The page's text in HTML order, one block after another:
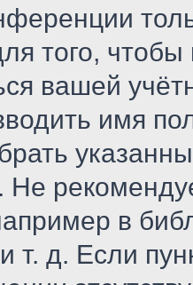
того, чтобы
вашей
имя
в
т. д. Если